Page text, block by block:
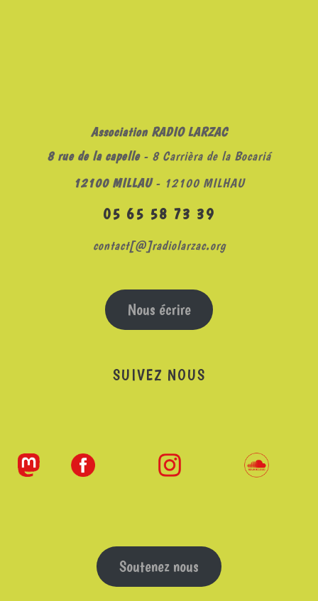
Association RADIO LARZAC
8 rue de la capelle- 8 Carrièra de la Bocariá
12100 MILLAU- 12100 MILHAU
05 65 58 73 39
contact[@]radiolarzac.org
Nous écrire
SUIVEZ NOUS
Soutenez nous